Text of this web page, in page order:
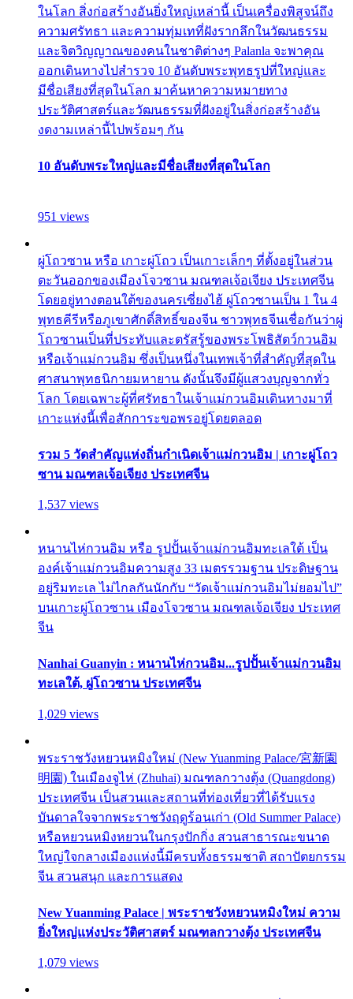
ในโลก สิ่งก่อสร้างอันยิ่งใหญ่เหล่านี้ เป็นเครื่องพิสูจน์ถึง
ความศรัทธา และความทุ่มเทที่ฝังรากลึกในวัฒนธรรม
และจิตวิญญาณของคนในชาติต่างๆ Palanla จะพาคุณ
ออกเดินทางไปสำรวจ 10 อันดับพระพุทธรูปที่ใหญ่และ
มีชื่อเสียงที่สุดในโลก มาค้นหาความหมายทาง
ประวัติศาสตร์และวัฒนธรรมที่ฝังอยู่ในสิ่งก่อสร้างอัน
งดงามเหล่านี้ไปพร้อมๆ กัน
10 อันดับพระใหญ่และมีชื่อเสียงที่สุดในโลก
951 views
ผู่โถวซาน หรือ เกาะผู่โถว เป็นเกาะเล็กๆ ที่ตั้งอยู่ในส่วน
ตะวันออกของเมืองโจวซาน มณฑลเจ้อเจียง ประเทศจีน
โดยอยู่ทางตอนใต้ของนครเซี่ยงไฮ้ ผู่โถวซานเป็น 1 ใน 4
พุทธคีรีหรือภูเขาศักดิ์สิทธิ์ของจีน ชาวพุทธจีนเชื่อกันว่าผู่
โถวซานเป็นที่ประทับและตรัสรู้ของพระโพธิสัตว์กวนอิม
หรือเจ้าแม่กวนอิม ซึ่งเป็นหนึ่งในเทพเจ้าที่สำคัญที่สุดใน
ศาสนาพุทธนิกายมหายาน ดังนั้นจึงมีผู้แสวงบุญจากทั่ว
โลก โดยเฉพาะผู้ที่ศรัทธาในเจ้าแม่กวนอิมเดินทางมาที่
เกาะแห่งนี้เพื่อสักการะขอพรอยู่โดยตลอด
รวม 5 วัดสำคัญแห่งถิ่นกำเนิดเจ้าแม่กวนอิม | เกาะผู่โถว
ซาน มณฑลเจ้อเจียง ประเทศจีน
1,537 views
หนานไห่กวนอิม หรือ รูปปั้นเจ้าแม่กวนอิมทะเลใต้ เป็น
องค์เจ้าแม่กวนอิมความสูง 33 เมตรรวมฐาน ประดิษฐาน
อยู่ริมทะเล ไม่ไกลกันนักกับ “วัดเจ้าแม่กวนอิมไม่ยอมไป”
บนเกาะผู่โถวซาน เมืองโจวซาน มณฑลเจ้อเจียง ประเทศ
จีน
Nanhai Guanyin : หนานไห่กวนอิม...รูปปั้นเจ้าแม่กวนอิม
ทะเลใต้, ผู่โถวซาน ประเทศจีน
1,029 views
พระราชวังหยวนหมิงใหม่ (New Yuanming Palace/宮新園
明園) ในเมืองจูไห่ (Zhuhai) มณฑลกวางตุ้ง (Quangdong)
ประเทศจีน เป็นสวนและสถานที่ท่องเที่ยวที่ได้รับแรง
บันดาลใจจากพระราชวังฤดูร้อนเก่า (Old Summer Palace)
หรือหยวนหมิงหยวนในกรุงปักกิ่ง สวนสาธารณะขนาด
ใหญ่ใจกลางเมืองแห่งนี้มีครบทั้งธรรมชาติ สถาปัตยกรรม
จีน สวนสนุก และการแสดง
New Yuanming Palace | พระราชวังหยวนหมิงใหม่ ความ
ยิ่งใหญ่แห่งประวัติศาสตร์ มณฑลกวางตุ้ง ประเทศจีน
1,079 views